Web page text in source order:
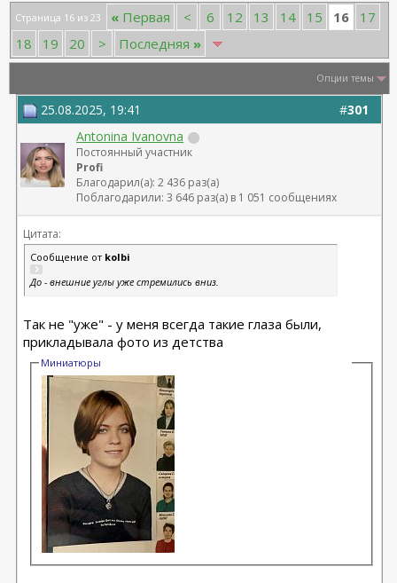
Страница 16 из 23 « Первая < 6 12 13 14 15 16
17
18
19 20 > Последняя »
Опции темы
#301
25.08.2025, 19:41
Antonina Ivanovna
Постоянный участник
Profi
Благодарил(а): 2 436 раз(а)
Поблагодарили: 3 646 раз(а) в 1 051 сообщениях
Цитата:
Сообщение от kolbi
До - внешние углы уже стремились вниз.
Так не "уже" - у меня всегда такие глаза были,
прикладывала фото из детства
Миниатюры